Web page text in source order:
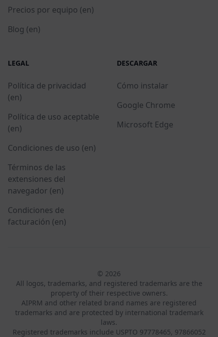
Precios por equipo (en)
Blog (en)
LEGAL
Política de privacidad
(en)
Política de uso aceptable
(en)
Condiciones de uso (en)
Términos de las
extensiones del
navegador (en)
Condiciones de
facturación (en)
DESCARGAR
Cómo instalar
Google Chrome
Microsoft Edge
© 2026
All logos, trademarks, and registered trademarks are the
property of their respective owners.
AIPRM and other related brand names are registered
trademarks and are protected by international trademark
laws.
Registered trademarks include USPTO 97778465, 97866052